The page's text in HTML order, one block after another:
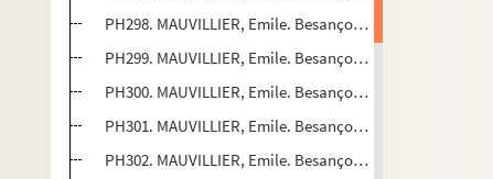
PH298. MAUVILLIER, Emile. Besançon. Inondations
PH299. MAUVILLIER, Emile. Besançon. Inondations
PH300. MAUVILLIER, Emile. Besançon. Inondations
PH301. MAUVILLIER, Emile. Besançon. Inondations
PH302. MAUVILLIER, Emile. Besançon. Inondations